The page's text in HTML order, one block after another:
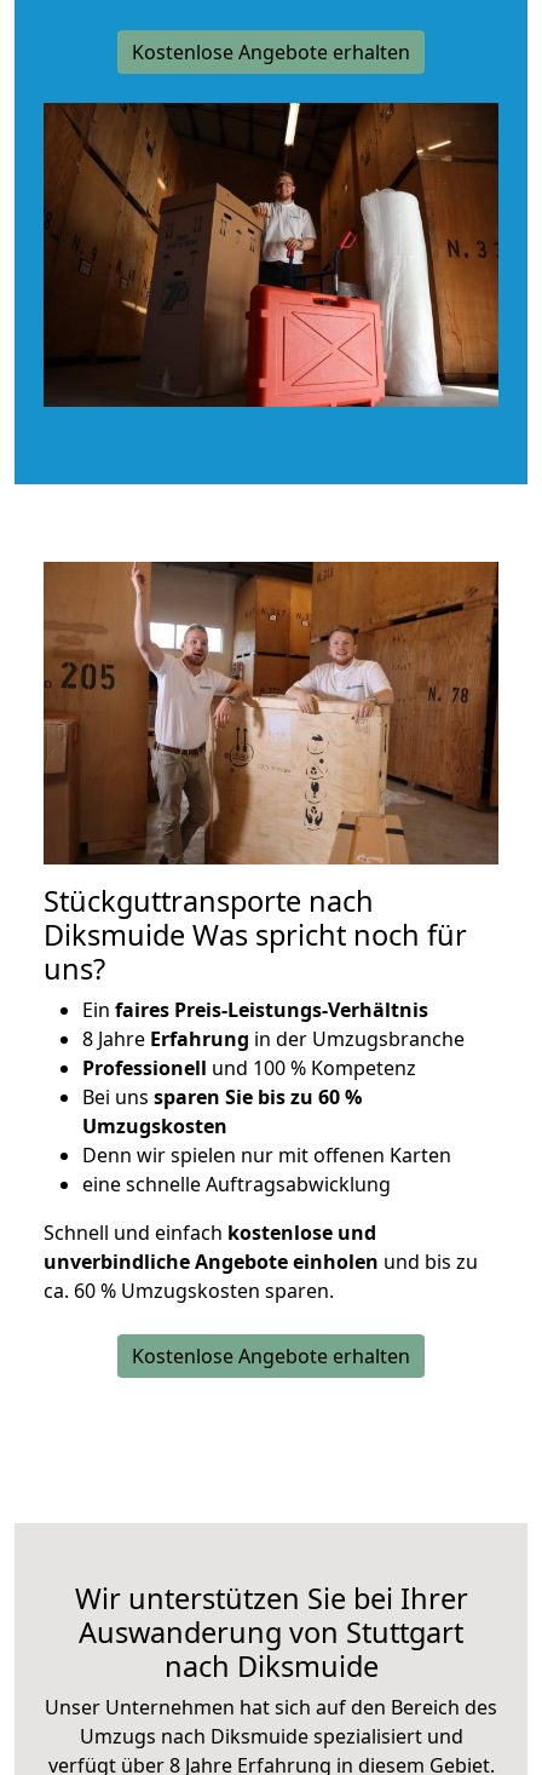
Kostenlose Angebote erhalten
Stückguttransporte nach
Diksmuide Was spricht noch für
uns?
Ein faires Preis-Leistungs-Verhältnis
8 Jahre Erfahrung in der Umzugsbranche
Professionell und 100 % Kompetenz
Bei uns sparen Sie bis zu 60 %
Umzugskosten
Denn wir spielen nur mit offenen Karten
eine schnelle Auftragsabwicklung
Schnell und einfach kostenlose und
unverbindliche Angebote einholen und bis zu
ca. 60 % Umzugskosten sparen.
Kostenlose Angebote erhalten
Wir unterstützen Sie bei Ihrer
Auswanderung von Stuttgart
nach Diksmuide
Unser Unternehmen hat sich auf den Bereich des
Umzugs nach Diksmuide spezialisiert und
verfügt über 8 Jahre Erfahrung in diesem Gebiet.